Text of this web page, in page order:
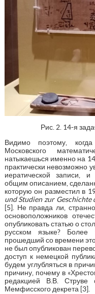
Рис. 2. 14-я
Видимо поэтому,
Московского
натыкаешься именно на
практически невозможно
иератической записи, и
общим описанием,
которую он разместил в
und Studien zur Geschichte
[5]. Не правда ли,
основоположников
опубликовать статью о
русском языке? Более
прошедший со времени
не был опубликован
доступ к немецкой
будем углубляться в
причину, почему в
редакцией В.В. Струве
Мемфисского декрета [3].